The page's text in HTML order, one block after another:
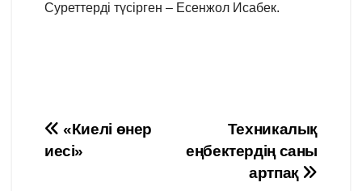
Суреттерді түсірген – Есенжол Исабек.
Навигация
Техникалық
еңбектердің саны
артпақ
«Киелі өнер
иесі»